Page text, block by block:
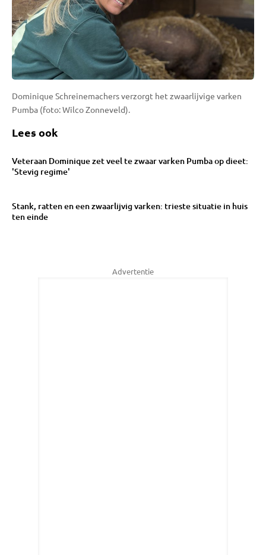
Dominique Schreinemachers verzorgt het zwaarlijvige varken
Pumba (foto: Wilco Zonneveld).
Lees ook
Veteraan Dominique zet veel te zwaar varken Pumba op dieet:
'Stevig regime'
Stank, ratten en een zwaarlijvig varken: trieste situatie in huis
ten einde
Advertentie